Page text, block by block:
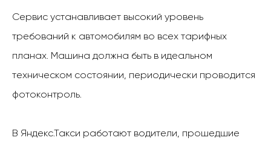
Сервис устанавливает высокий уровень
требований к автомобилям во всех тарифных
планах. Машина должна быть в идеальном
техническом состоянии, периодически проводится
фотоконтроль.
В Яндекс.Такси работают водители, прошедшие